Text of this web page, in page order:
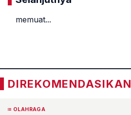
memuat...
DIREKOMENDASIKAN
OLAHRAGA